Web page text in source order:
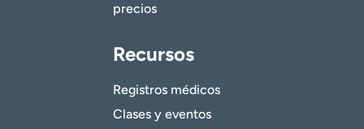
precios
Recursos
Registros médicos
Clases y eventos